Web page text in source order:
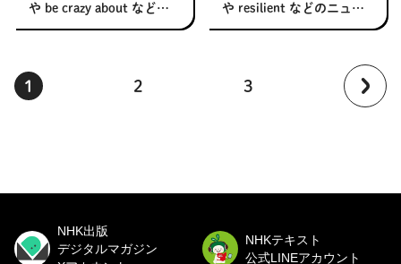
や be crazy about などの
ニュアンスをネイティブが
や resilient などのニュア
ンスをネイティブが解説
1 2 3
NHK出版
デジタルマガジン
NHKテキスト
公式LINEアカウント